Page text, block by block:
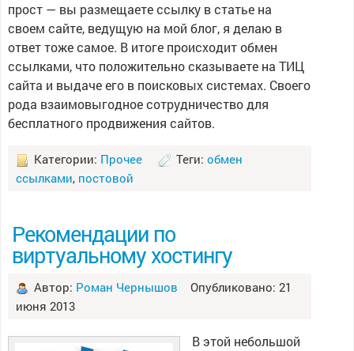
прост — вы размещаете ссылку в статье на
своем сайте, ведущую на мой блог, я делаю в
ответ тоже самое. В итоге происходит обмен
ссылками, что положительно сказываете на ТИЦ
сайта и выдаче его в поисковых системах. Своего
рода взаимовыгодное сотрудничество для
бесплатного продвижения сайтов.
Категории: Прочее Теги: обмен
ссылками, постовой
Рекомендации по
виртуальному хостингу
Автор: Роман Чернышов Опубликовано: 21
июня 2013
В этой небольшой